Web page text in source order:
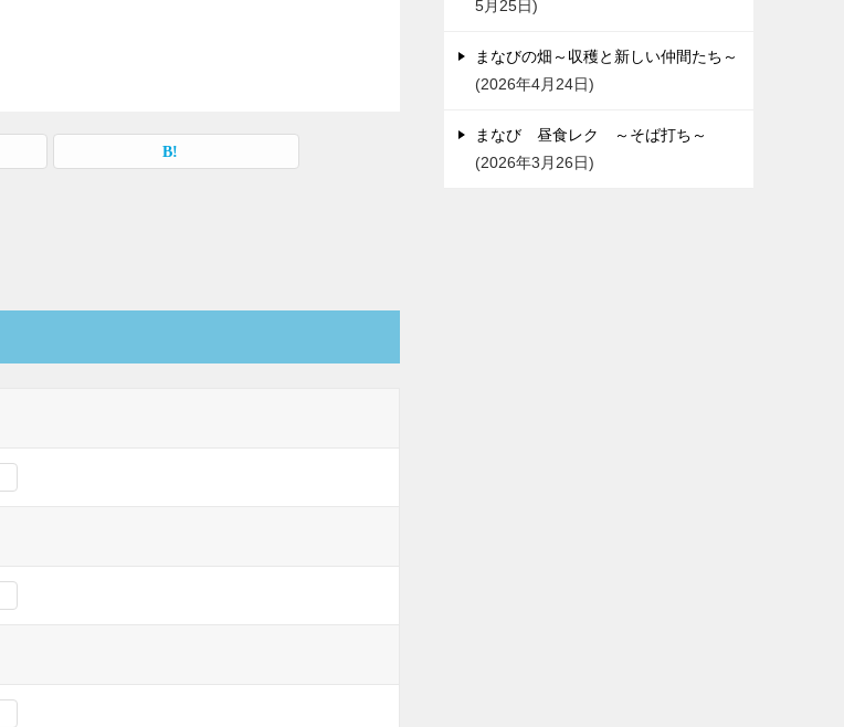
5月25日
まなびの畑～収穫と新しい仲間たち～
2026年4月24日
まなび 昼食レク ～そば打ち～
2026年3月26日